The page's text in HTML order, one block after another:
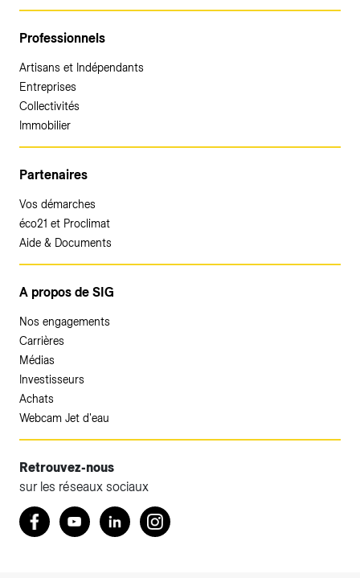
Professionnels
Artisans et Indépendants
Entreprises
Collectivités
Immobilier
Partenaires
Vos démarches
éco21 et Proclimat
Aide & Documents
A propos de SIG
Nos engagements
Carrières
Médias
Investisseurs
Achats
Webcam Jet d'eau
Retrouvez-nous
sur les réseaux sociaux
Retrouvez nous sur Facebook
YoutubeLinkedInInstagram
Accéder à votre espace client SIG.
Votre espace client SIG n'est pas optimisé pour une